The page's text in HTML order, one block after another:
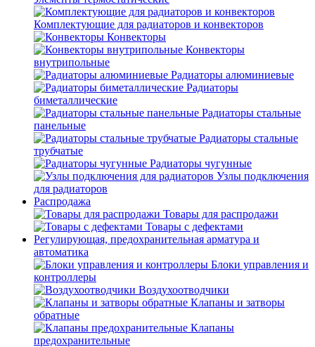
Комплектующие для радиаторов и конвекторов
Конвекторы
Конвекторы
внутрипольные
Радиаторы алюминиевые
Радиаторы
биметаллические
Радиаторы стальные
панельные
Радиаторы стальные
трубчатые
Радиаторы чугунные
Узлы подключения
для радиаторов
Распродажа
Товары для распродажи
Товары с дефектами
Регулирующая, предохранительная арматура и
автоматика
Блоки управления и
контроллеры
Воздухоотводчики
Клапаны и затворы
обратные
Клапаны
предохранительные